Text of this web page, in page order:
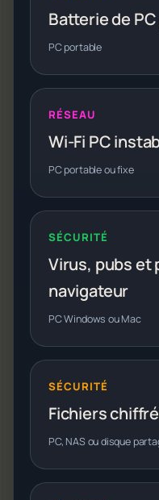
Batterie de
PC portable
RÉSEAU
Wi-Fi PC
PC portable ou fixe
SÉCURITÉ
Virus, pubs et
navigateur
PC Windows ou Mac
SÉCURITÉ
Fichiers
PC, NAS ou disque